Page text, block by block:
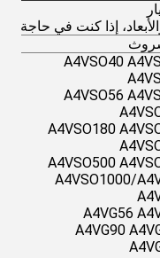
إذا كنت في حاجة
A4VSO40
A4VSO56
A4VSO180
A4VSO500
A4VSO1000/
A4VG56
A4VG90